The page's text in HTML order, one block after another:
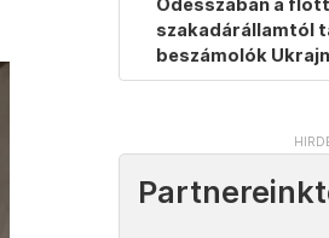
Odesszában a
szakadárállamtól
beszámolók